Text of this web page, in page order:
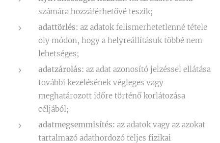
számára hozzáférhetővé teszik;
adattörlés: az adatok felismerhetetlenné tétele
oly módon, hogy a helyreállításuk többé nem
lehetséges;
adatzárolás: az adat azonosító jelzéssel ellátása
további kezelésének végleges vagy
meghatározott időre történő korlátozása
céljából;
adatmegsemmisítés: az adatok vagy az azokat
tartalmazó adathordozó teljes fizikai